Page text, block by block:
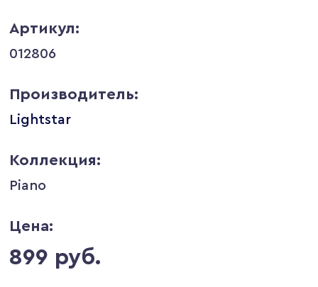
Артикул:
012806
Производитель:
Lightstar
Коллекция:
Piano
Цена:
899 руб.